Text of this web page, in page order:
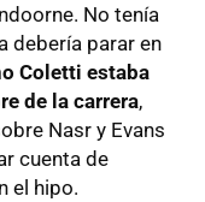
No tenía
debería parar en
Coletti estaba
de la carrera,
Nasr y Evans
cuenta de
el hipo.